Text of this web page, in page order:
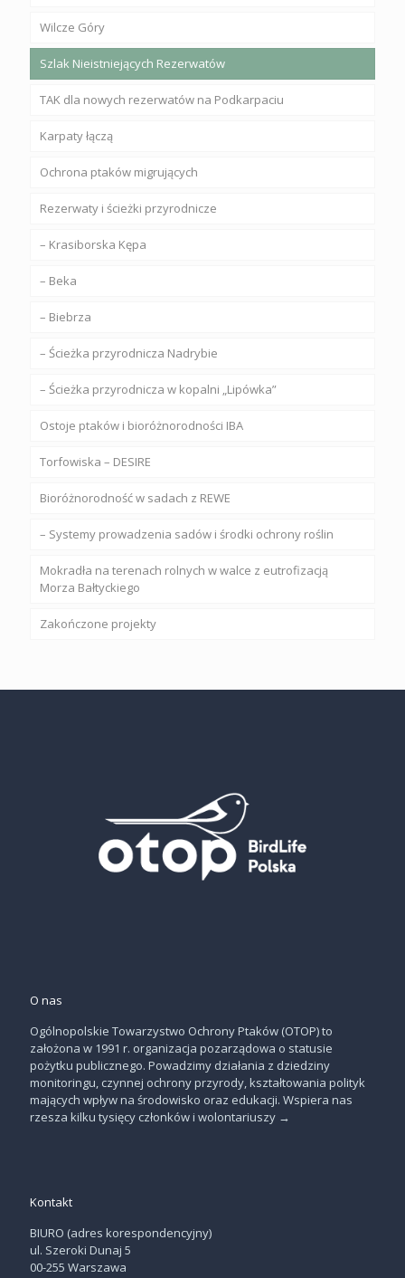
Wilcze Góry
Szlak Nieistniejących Rezerwatów
TAK dla nowych rezerwatów na Podkarpaciu
Karpaty łączą
Ochrona ptaków migrujących
Rezerwaty i ścieżki przyrodnicze
– Krasiborska Kępa
– Beka
– Biebrza
– Ścieżka przyrodnicza Nadrybie
– Ścieżka przyrodnicza w kopalni „Lipówka”
Ostoje ptaków i bioróżnorodności IBA
Torfowiska – DESIRE
Bioróżnorodność w sadach z REWE
– Systemy prowadzenia sadów i środki ochrony roślin
Mokradła na terenach rolnych w walce z eutrofizacją
Morza Bałtyckiego
Zakończone projekty
O nas
Ogólnopolskie Towarzystwo Ochrony Ptaków (OTOP) to
założona w 1991 r. organizacja pozarządowa o statusie
pożytku publicznego. Powadzimy działania z dziedziny
monitoringu, czynnej ochrony przyrody, kształtowania polityk
mających wpływ na środowisko oraz edukacji. Wspiera nas
rzesza kilku tysięcy członków i wolontariuszy →
Kontakt
BIURO (adres korespondencyjny)
ul. Szeroki Dunaj 5
00-255 Warszawa